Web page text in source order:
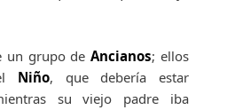
un grupo deAncianos; ellos
Niño,
que debería estar
su viejo padre iba